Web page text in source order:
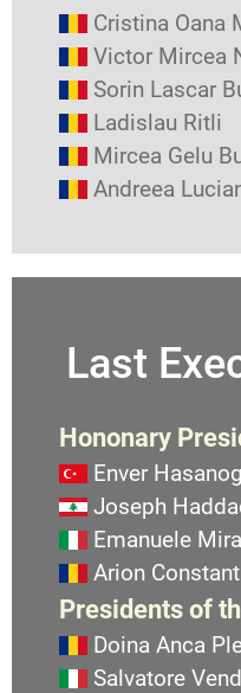
Cristina Oana
Victor Mircea
Sorin Lascar
Ladislau Ritli
Mircea Gelu
Andreea
Last
Hononary
Enver
Joseph
Emanuele
Arion
Presidents of
Doina Anca
Salvatore